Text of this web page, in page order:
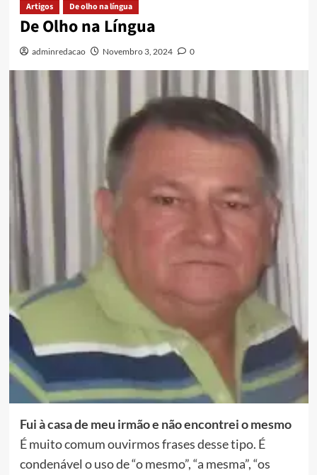
Artigos De olho na língua
De Olho na Língua
adminredacao Novembro 3, 2024 0
Fui à casa de meu irmãoe não encontrei o mesmo
É muito comum ouvirmos frases desse tipo. É
condenável o uso de “o mesmo”, “a mesma”, “os